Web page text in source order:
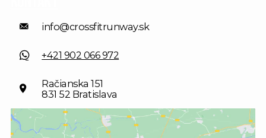
info@crossfitrunway.sk
+421 902 066 972
Račianska 151
831 52 Bratislava